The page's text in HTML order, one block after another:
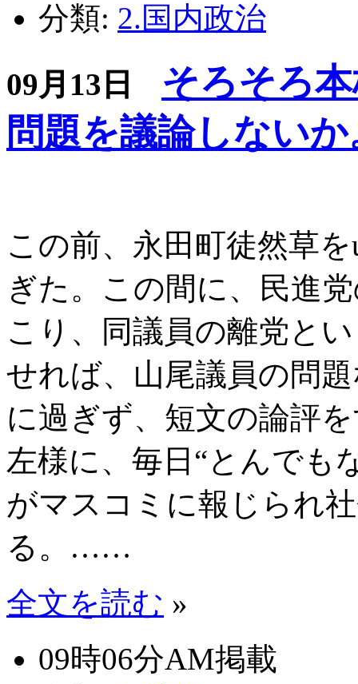
分類: 2.国内政治
09月13日
そろそろ
問題を議論しないか
この前、永田町徒然草
ぎた。この間に、民進
こり、同議員の離党と
せれば、山尾議員の問
に過ぎず、短文の論評
左様に、毎日“とんでも
がマスコミに報じられ
る。……
全文を読む »
09時06分AM掲載